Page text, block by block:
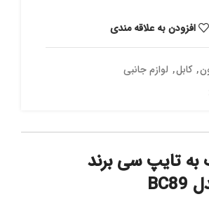
افزودن به علاقه مندی
, کابل, لوازم جانبی
به تایپ سی برند